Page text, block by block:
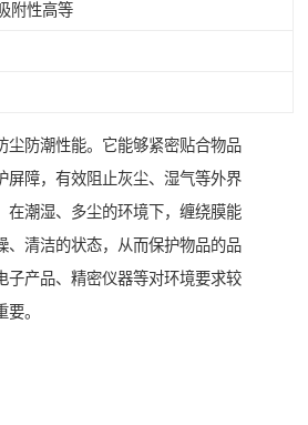
附性高等
尘防潮性能。它能够紧密贴合物品
屏障，有效阻止灰尘、湿气等外界
在潮湿、多尘的环境下，缠绕膜能
、清洁的状态，从而保护物品的品
子产品、精密仪器等对环境要求较
。